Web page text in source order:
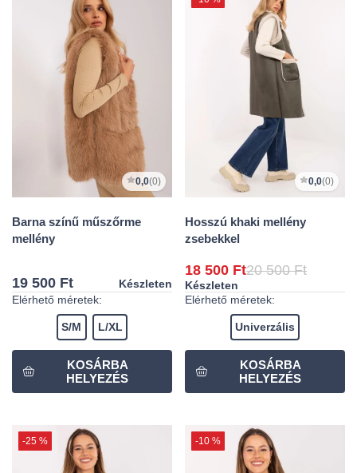
0,0(0)
Barna színű műszőrme
mellény
19 500 Ft
Készleten
Elérhető méretek:
S/M L/XL
0,0(0)
Hosszú khaki mellény
zsebekkel
18 500 Ft20 500 Ft
Készleten
Elérhető méretek:
Univerzális
-25 % -10 %